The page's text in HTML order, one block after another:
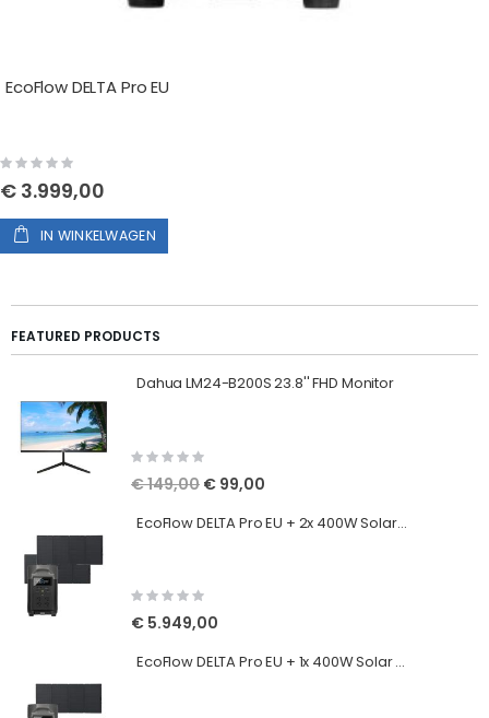
EcoFlow DELTA Pro EU
Rating:
0%
€ 3.999,00
IN WINKELWAGEN
FEATURED PRODUCTS
Dahua LM24-B200S 23.8'' FHD Monitor
Rating:
0%
€ 149,00 Special
Price
€ 99,00
EcoFlow DELTA Pro EU + 2x 400W Solar Panels
Rating:
0%
€ 5.949,00
EcoFlow DELTA Pro EU + 1x 400W Solar Panels